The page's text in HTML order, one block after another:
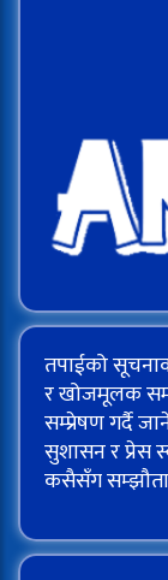
तपाईको
र खोजमूलक
सम्प्रेषण गर्दै
सुशासन र प्रेस
कसैसँग सम्झौता